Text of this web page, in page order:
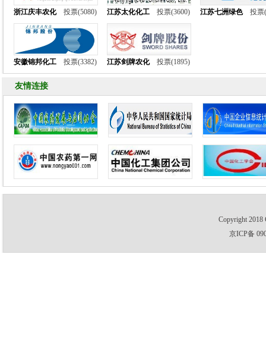
浙江庆丰农化 投票(5080) 江苏太化化工 投票(3600) 江苏七洲绿色 投票
安徽锦邦化工 投票(3382) 江苏剑牌农化 投票(1895)
友情连接
Copyright 2018
京ICP备